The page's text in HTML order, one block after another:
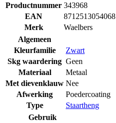
Productnummer 343968
EAN
8712513054068
Merk
Waelbers
Algemeen
Kleurfamilie
Zwart
Skg waardering Geen
Materiaal
Metaal
Met dievenklauw Nee
Afwerking
Poedercoating
Type
Staartheng
Gebruik